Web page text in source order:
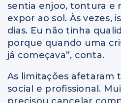
sentia enjoo, tontura e
expor ao sol. Às vezes,
dias. Eu não tinha
porque quando uma
já começava”, conta.
As limitações afetaram
social e profissional.